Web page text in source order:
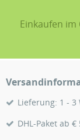
Einkaufen
Lieferung: 1 - 3
DHL-Paket ab €